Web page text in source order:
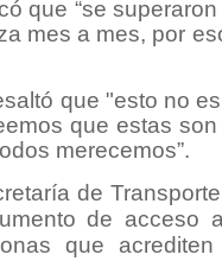
que “se
mes a mes, por
que "esto no
que estas son
merecemos”.
de
de acceso
que